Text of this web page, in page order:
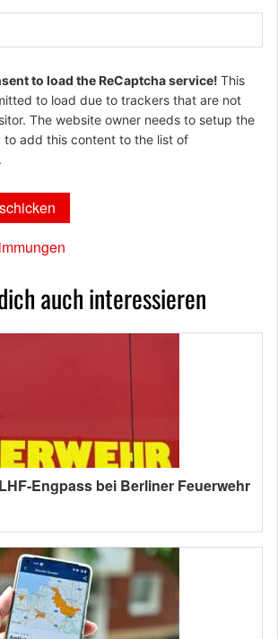
to load the ReCaptcha service! This
to load due to trackers that are not
The website owner needs to setup the
to add this content to the list of
auch interessieren
Engpass bei Berliner Feuerwehr